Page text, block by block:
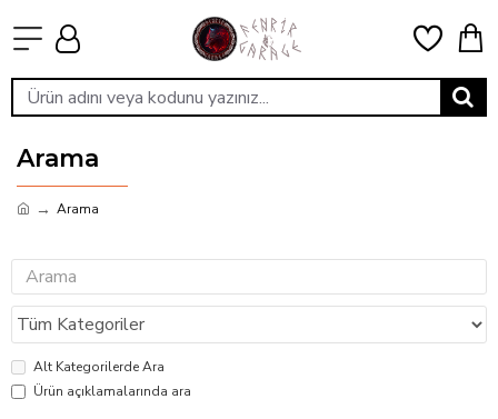
Arama
Arama
Alt Kategorilerde Ara
Ürün açıklamalarında ara